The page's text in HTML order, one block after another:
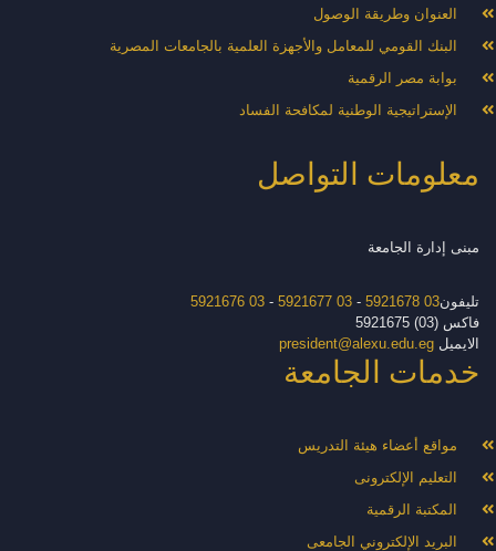
العنوان وطريقة الوصول
البنك القومي للمعامل والأجهزة العلمية بالجامعات المصرية
بوابة مصر الرقمية
الإستراتيجية الوطنية لمكافحة الفساد
معلومات التواصل
مبنى إدارة الجامعة
تليفون03 5921678
-
03 5921677
-
03 5921676
فاكس (03) 5921675
الايميلpresident@alexu.edu.eg
خدمات الجامعة
مواقع أعضاء هيئة التدريس
التعليم الإلكترونى
المكتبة الرقمية
البريد الإلكتروني الجامعى